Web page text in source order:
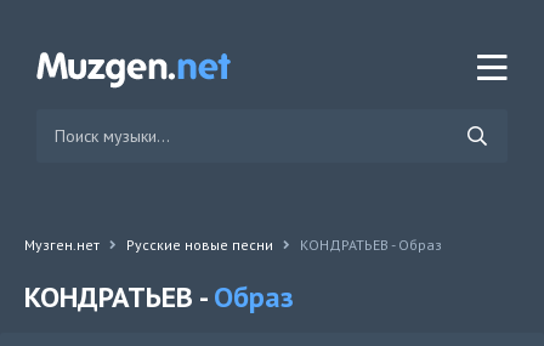
Музген.нет Русские новые песни КОНДРАТЬЕВ - Образ
КОНДРАТЬЕВ -Образ